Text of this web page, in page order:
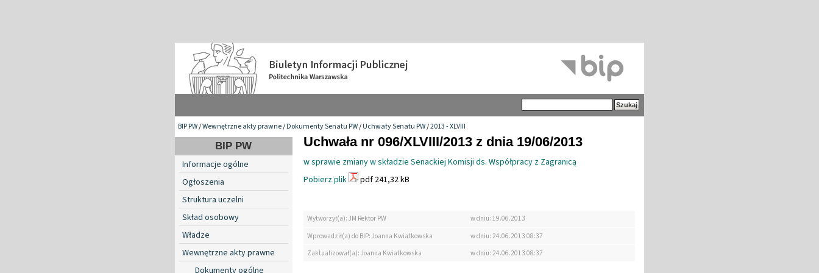
BIP PW/Wewnętrzne akty prawne/Dokumenty Senatu PW/Uchwały Senatu PW/2013 - XLVIII
BIP PW
Informacje ogólne
Ogłoszenia
Struktura uczelni
Skład osobowy
Władze
Wewnętrzne akty prawne
Dokumenty ogólne
Uchwała nr 096/XLVIII/2013 z dnia 19/06/2013
w sprawie zmiany w składzie Senackiej Komisji ds. Współpracy z Zagranicą
Pobierz plik
pdf 241,32 kB
Wytworzył(a): JM Rektor PW
w dniu: 19.06.2013
Wprowadził(a) do BIP: Joanna Kwiatkowska
w dniu: 24.06.2013 08:37
Zaktualizował(a): Joanna Kwiatkowska
w dniu: 24.06.2013 08:37